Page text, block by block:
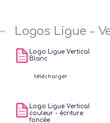
Logos Ligue -
Logo Ligue Vertical
Blanc
télécharger
Logo Ligue Vertical
couleur - écriture
foncée